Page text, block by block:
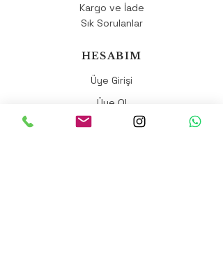
Kargo ve İade
Sık Sorulanlar
HESABIM
Üye Girişi
Üye Ol